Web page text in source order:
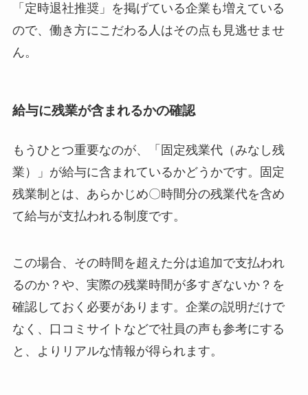
「定時退社推奨」を掲げている企業も増えている
ので、働き方にこだわる人はその点も見逃せませ
ん。
給与に残業が含まれるかの確認
もうひとつ重要なのが、「固定残業代（みなし残
業）」が給与に含まれているかどうかです。固定
残業制とは、あらかじめ〇時間分の残業代を含め
て給与が支払われる制度です。
この場合、その時間を超えた分は追加で支払われ
るのか？や、実際の残業時間が多すぎないか？を
確認しておく必要があります。企業の説明だけで
なく、口コミサイトなどで社員の声も参考にする
と、よりリアルな情報が得られます。